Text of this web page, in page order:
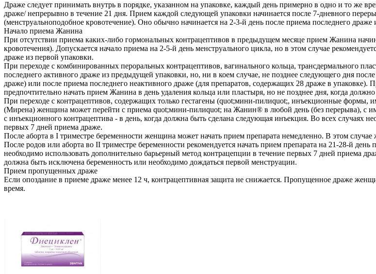
Драже следует принимать внутрь в порядке, указанном на упаковке, каждый день примерно в одно и то же
драже/ непрерывно в течение 21 дня. Прием каждой следующей упаковки начинается после 7-дневного
(менструальноподобное кровотечение). Оно обычно начинается на 2-3-й день после приема последнего
Начало приема Жанина
При отсутствии приема каких-либо гормональных контрацептивов в предыдущем месяце прием Жанина
кровотечения). Допускается начало приема на 2-5-й день менструального цикла, но в этом случае
драже из первой упаковки.
При переходе с комбинированных пероральных контрацептивов, вагинального кольца, трансдермального
последнего активного драже из предыдущей упаковки, но, ни в коем случае, не позднее следующего дня
драже) или после приема последнего неактивного драже (для препаратов, содержащих 28 драже в упаковке).
предпочтительно начать прием Жанина в день удаления кольца или пластыря, но не позднее дня, когда
При переходе с контрацептивов, содержащих только гестагены (quot;мини-пилиquot;, инъекционные формы,
(Мирена) женщина может перейти с приема quot;мини-пилиquot; на Жанин® в любой день (без перерыва), с
с инъекционного контрацептива - в день, когда должна быть сделана следующая инъекция. Во всех случаях
первых 7 дней приема драже.
После аборта в I триместре беременности женщина может начать прием препарата немедленно. В этом
После родов или аборта во II триместре беременности рекомендуется начать прием препарата на 21-28-й
необходимо использовать дополнительно барьерный метод контрацепции в течение первых 7 дней
должна быть исключена беременность или необходимо дождаться первой менструации.
Прием пропущенных драже
Если опоздание в приеме драже менее 12 ч, контрацептивная защита не снижается. Пропущенное драже
время.